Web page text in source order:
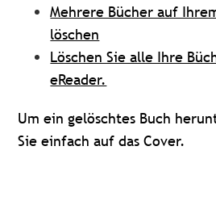
Mehrere Bücher auf
löschen
Löschen Sie alle Ihre
eReader.
Um ein gelöschtes Buch
Sie einfach auf das Cover.